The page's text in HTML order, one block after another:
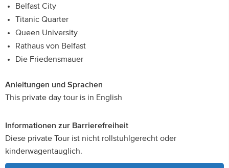
Belfast City
Titanic Quarter
Queen University
Rathaus von Belfast
Die Friedensmauer
Anleitungen und Sprachen
This private day tour is in English
Informationen zur Barrierefreiheit
Diese private Tour ist nicht rollstuhlgerecht oder
kinderwagentauglich.